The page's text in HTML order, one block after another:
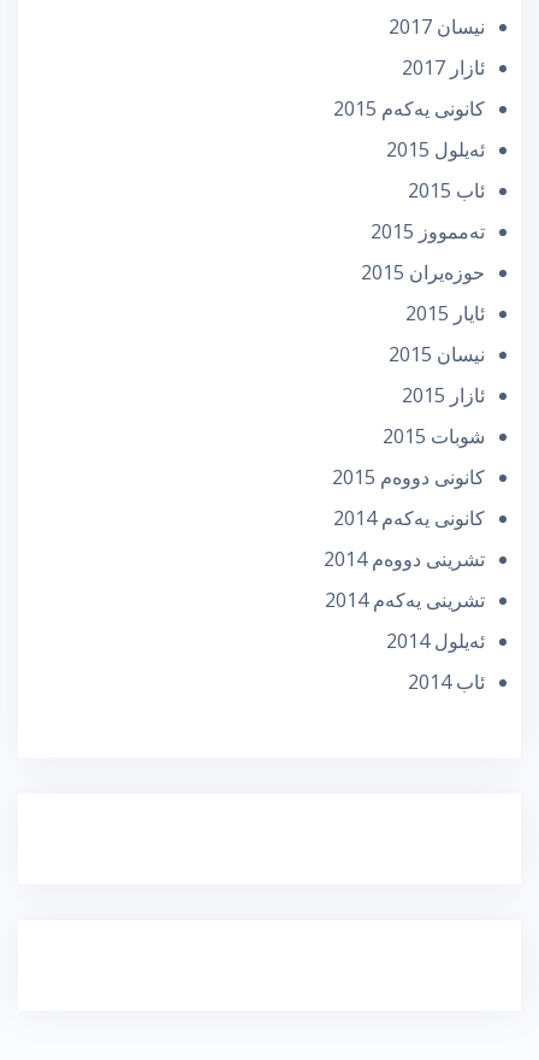
نیسان 2017
ئازار 2017
كانونی یه‌كه‌م 2015
ئه‌یلول 2015
ئاب 2015
تەممووز 2015
حوزه‌یران 2015
ئایار 2015
نیسان 2015
ئازار 2015
شوبات 2015
كانونی دووه‌م 2015
كانونی یه‌كه‌م 2014
تشرینی دووه‌م 2014
تشرینی یه‌كه‌م 2014
ئه‌یلول 2014
ئاب 2014